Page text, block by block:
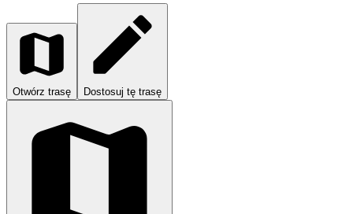
Otwórz trasę Dostosuj tę trasę